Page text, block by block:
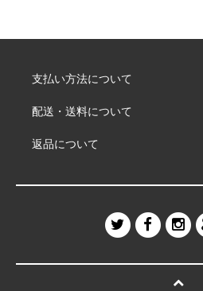
支払い方法について
配送・送料について
返品について